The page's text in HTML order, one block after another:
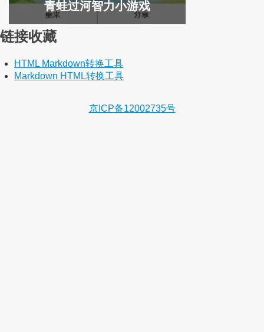
青蛙过河智力小游戏
链接收藏
HTML Markdown转换工具
Markdown HTML转换工具
京ICP备12002735号